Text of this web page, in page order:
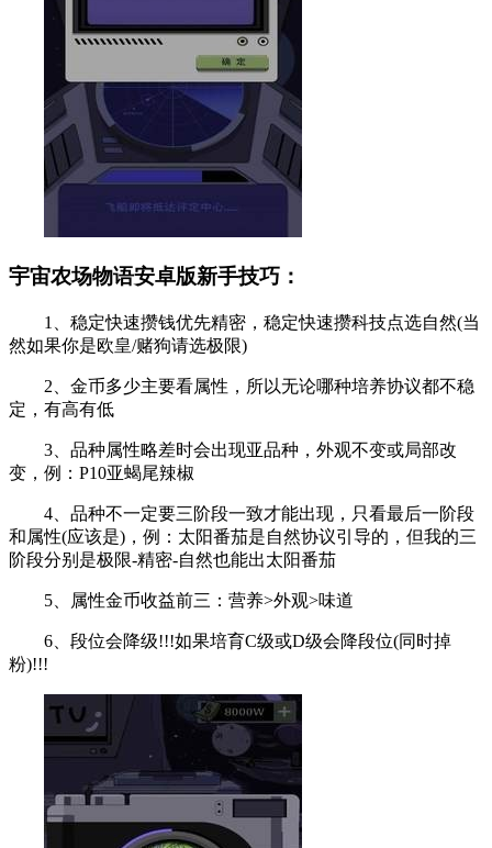
宇宙农场物语安卓版新手技巧：
1、稳定快速攒钱优先精密，稳定快速攒科技点选自然(当
然如果你是欧皇/赌狗请选极限)
2、金币多少主要看属性，所以无论哪种培养协议都不稳
定，有高有低
3、品种属性略差时会出现亚品种，外观不变或局部改
变，例：P10亚蝎尾辣椒
4、品种不一定要三阶段一致才能出现，只看最后一阶段
和属性(应该是)，例：太阳番茄是自然协议引导的，但我的三
阶段分别是极限-精密-自然也能出太阳番茄
5、属性金币收益前三：营养>外观>味道
6、段位会降级!!!如果培育C级或D级会降段位(同时掉
粉)!!!